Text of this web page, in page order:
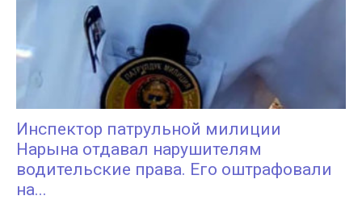
Инспектор патрульной милиции
Нарына отдавал нарушителям
водительские права. Его оштрафовали
на...